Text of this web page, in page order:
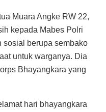
Muara Angke RW 22,
kepada Mabes Polri
sosial berupa sembako
untuk warganya. Dia
Bhayangkara yang
hari bhayangkara